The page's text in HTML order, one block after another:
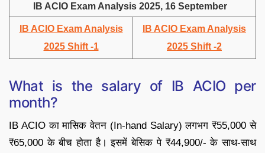
IB ACIO Exam Analysis 2025, 16 September
IB ACIO Exam Analysis
2025 Shift -1
IB ACIO Exam Analysis
2025 Shift -2
What is the salary of IB ACIO per
month?
IB ACIO का मासिक वेतन (In-hand Salary) लगभग ₹55,000 से
₹65,000 के बीच होता है। इसमें बेसिक पे ₹44,900/- के साथ-साथ